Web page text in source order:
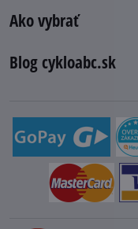
Ako vybrať
Blog cykloabc.sk